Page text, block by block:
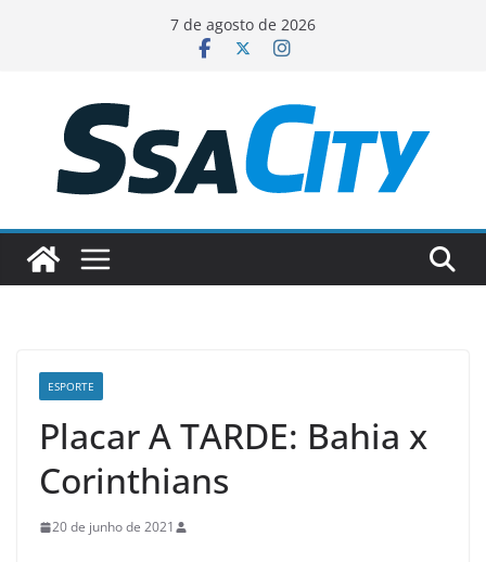
conteúdo
7 de agosto de 2026
ESPORTE
Placar A TARDE: Bahia x
Corinthians
20 de junho de 2021